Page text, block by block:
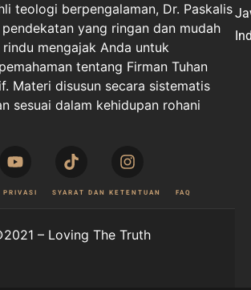
teologi berpengalaman, Dr. Paskalis
yang ringan dan mudah
mengajak Anda untuk
tentang Firman Tuhan
Materi disusun secara sistematis
sesuai dalam kehidupan rohani
PRIVASI SYARAT DAN KETENTUAN FAQ
– Loving The Truth